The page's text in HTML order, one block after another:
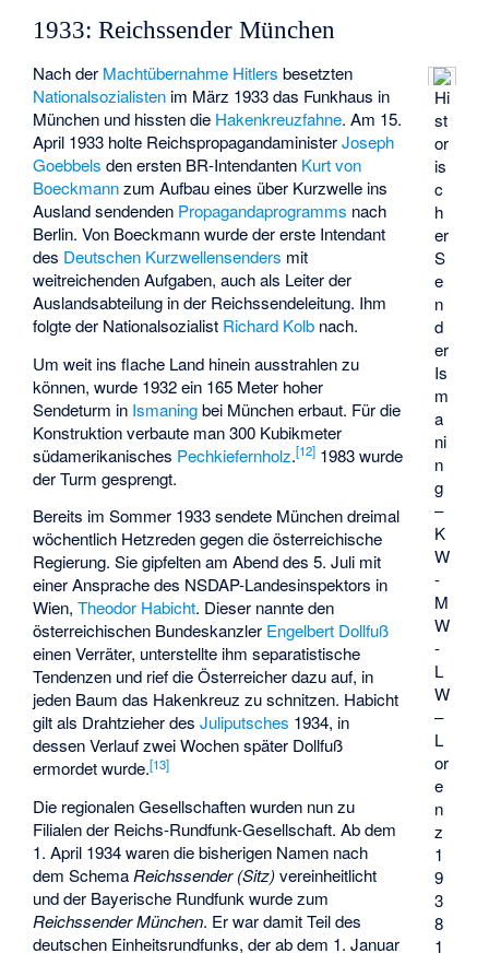
1933: Reichssender München
Hi
st
or
is
c
h
er
S
e
n
d
er
Is
m
a
ni
n
g
–
K
W
-
M
W
-
L
W
–
L
or
e
n
z
1
9
3
8
1
Nach der Machtübernahme Hitlers besetzten
Nationalsozialisten im März 1933 das Funkhaus in
München und hissten die Hakenkreuzfahne. Am 15.
April 1933 holte ReichspropagandaministerJoseph
Goebbels den ersten BR-Intendanten Kurt von
Boeckmannzum Aufbau eines über Kurzwelle ins
Ausland sendenden Propagandaprogramms nach
Berlin. Von Boeckmann wurde der erste Intendant
des Deutschen Kurzwellensenders mit
weitreichenden Aufgaben, auch als Leiter der
Auslandsabteilung in der Reichssendeleitung. Ihm
folgte der Nationalsozialist Richard Kolb nach.
Um weit ins flache Land hinein ausstrahlen zu
können, wurde 1932 ein 165 Meter hoher
Sendeturm in Ismaningbei München erbaut. Für die
Konstruktion verbaute man 300 Kubikmeter
südamerikanisches Pechkiefernholz.[12] 1983 wurde
der Turm gesprengt.
Bereits im Sommer 1933 sendete München dreimal
wöchentlich Hetzreden gegen die österreichische
Regierung. Sie gipfelten am Abend des 5. Juli mit
einer Ansprache des NSDAP-Landesinspektors in
Wien,Theodor Habicht. Dieser nannte den
österreichischen Bundeskanzler Engelbert Dollfuß
einen Verräter, unterstellte ihm separatistische
Tendenzen und rief die Österreicher dazu auf, in
jeden Baum das Hakenkreuz zu schnitzen. Habicht
gilt als Drahtzieher desJuliputsches 1934, in
dessen Verlauf zwei Wochen später Dollfuß
ermordet wurde.[13]
Die regionalen Gesellschaften wurden nun zu
Filialen der Reichs-Rundfunk-Gesellschaft. Ab dem
1. April 1934 waren die bisherigen Namen nach
dem Schema Reichssender (Sitz)vereinheitlicht
und der Bayerische Rundfunk wurde zum
Reichssender München. Er war damit Teil des
deutschen Einheitsrundfunks, der ab dem 1. Januar